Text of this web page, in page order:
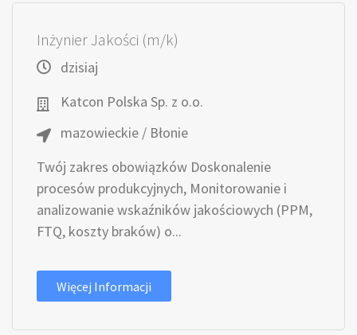
Inżynier Jakości (m/k)
dzisiaj
Katcon Polska Sp. z o.o.
mazowieckie / Błonie
Twój zakres obowiązków Doskonalenie
procesów produkcyjnych, Monitorowanie i
analizowanie wskaźników jakościowych (PPM,
FTQ, koszty braków) o...
Więcej Informacji